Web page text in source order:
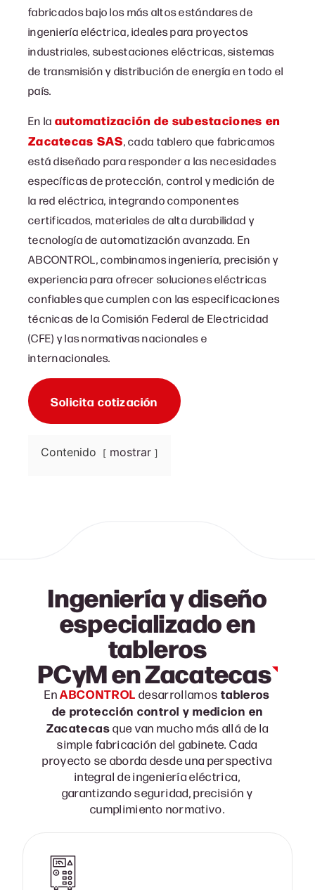
fabricados bajo los más altos estándares de
ingeniería eléctrica, ideales para proyectos
industriales, subestaciones eléctricas, sistemas
de transmisión y distribución de energía en todo el
país.
En la automatización de subestaciones en
Zacatecas SAS, cada tablero que fabricamos
está diseñado para responder a las necesidades
específicas de protección, control y medición de
la red eléctrica, integrando componentes
certificados, materiales de alta durabilidad y
tecnología de automatización avanzada. En
ABCONTROL, combinamos ingeniería, precisión y
experiencia para ofrecer soluciones eléctricas
confiables que cumplen con las especificaciones
técnicas de la Comisión Federal de Electricidad
(CFE) y las normativas nacionales e
internacionales.
Solicita cotización
Contenido mostrar
Ingeniería y diseño
especializado en
tableros
PCyM en Zacatecas
EnABCONTROL desarrollamos tableros
de protección control y medicion en
Zacatecasque van mucho más allá de la
simple fabricación del gabinete. Cada
proyecto se aborda desde una perspectiva
integral de ingeniería eléctrica,
garantizando seguridad, precisión y
cumplimiento normativo.